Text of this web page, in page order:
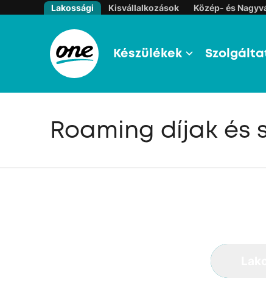
Lakossági Kisvállalkozások Közép- és
Készülékek
Roaming díjak és